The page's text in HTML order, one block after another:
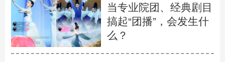
当专业院团、经典剧目
搞起“团播”，会发生什
么？